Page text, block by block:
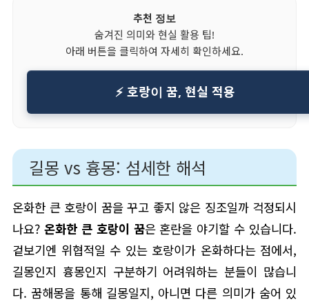
추천 정보
숨겨진 의미와 현실 활용 팁!
아래 버튼을 클릭하여 자세히 확인하세요.
⚡ 호랑이 꿈, 현실 적용
길몽 vs 흉몽: 섬세한 해석
온화한 큰 호랑이 꿈을 꾸고 좋지 않은 징조일까 걱정되시
나요? 온화한 큰 호랑이 꿈은 혼란을 야기할 수 있습니다.
겉보기엔 위협적일 수 있는 호랑이가 온화하다는 점에서,
길몽인지 흉몽인지 구분하기 어려워하는 분들이 많습니
다. 꿈해몽을 통해 길몽일지, 아니면 다른 의미가 숨어 있